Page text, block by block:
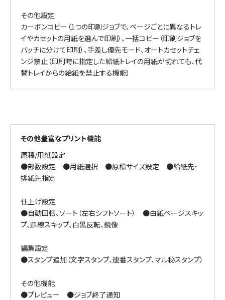
その他設定
カーボンコピー（1つの印刷ジョブで、ページごとに異なるトレ
イやカセットの用紙を選んで印刷）、一括コピー（印刷ジョブを
バッチに分けて印刷）、手差し優先モード、オートカセットチェ
ンジ禁止（印刷時に指定した給紙トレイの用紙が切れても、代
替トレイからの給紙を禁止する機能）
その他豊富なプリント機能
原稿/用紙設定
●部数設定 ●用紙選択 ●原稿サイズ設定 ●給紙先・
排紙先指定
仕上げ設定
●自動回転、ソート（左右シフトソート） ●白紙ページスキッ
プ、罫線スキップ、白黒反転、鏡像
編集設定
●スタンプ追加（文字スタンプ、連番スタンプ、マル秘スタンプ）
その他機能
●プレビュー ●ジョブ終了通知